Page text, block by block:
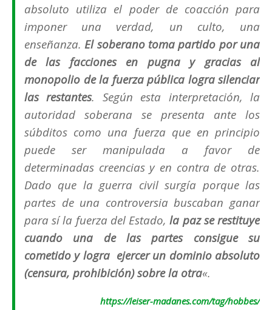
absoluto utiliza el poder de coacción para
imponer una verdad, un culto, una
enseñanza.El soberano toma partido por una
de las facciones en pugna y gracias al
monopolio de la fuerza pública logra silenciar
las restantes. Según esta interpretación, la
autoridad soberana se presenta ante los
súbditos como una fuerza que en principio
puede ser manipulada a favor de
determinadas creencias y en contra de otras.
Dado que la guerra civil surgía porque las
partes de una controversia buscaban ganar
para sí la fuerza del Estado,la paz se restituye
cuando una de las partes consigue su
cometido y logra ejercer un dominio absoluto
(censura, prohibición) sobre la otra«.
https://leiser-madanes.com/tag/hobbes/